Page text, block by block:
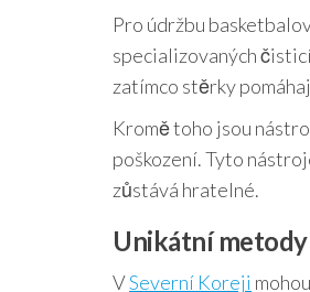
Pro údržbu
specializovaných
zatímco stěrky
Kromě toho jsou
poškození. Tyto
zůstává hratelné.
Unikátní
VSeverní Koreji